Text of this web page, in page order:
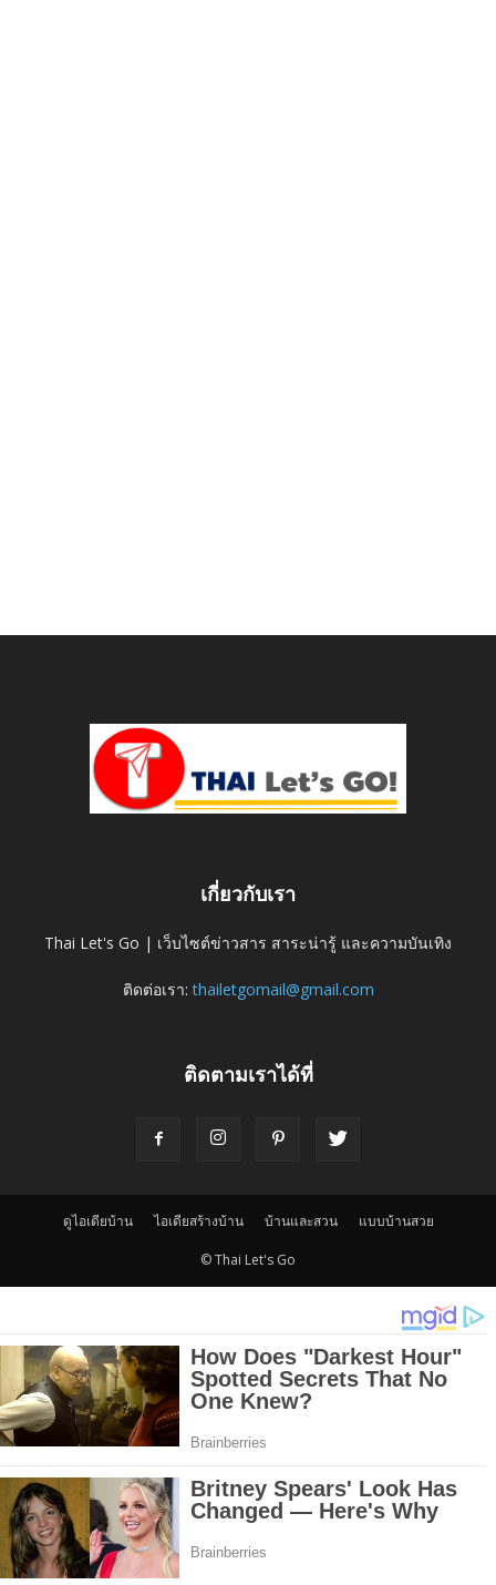
เกี่ยวกับเรา
Thai Let's Go | เว็บไซต์ข่าวสาร สาระน่ารู้ และความบันเทิง
ติดต่อเรา:thailetgomail@gmail.com
ติดตามเราได้ที่
ดูไอเดียบ้าน ไอเดียสร้างบ้าน บ้านและสวน แบบบ้านสวย
© Thai Let's Go